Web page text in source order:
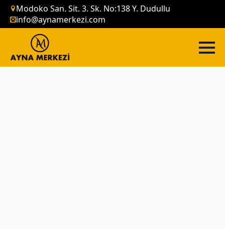
Modoko San. Sit. 3. Sk. No:138 Y. Dudullu
info@aynamerkezi.com